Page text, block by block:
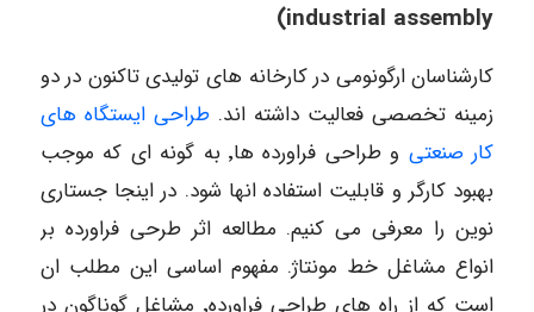
industrial assembly)
کارشناسان ارگونومی در کارخانه های تولیدی تاکنون در دو
زمینه تخصصی فعالیت داشته اند.طراحی ایستگاه های
کار صنعتی
و طراحی فراورده ها٬ به گونه ای که موجب
بهبود کارگر و قابلیت استفاده انها شود. در اینجا جستاری
نوین را معرفی می کنیم. مطالعه اثر طرحی فراورده بر
انواع مشاغل خط مونتاژ. مفهوم اساسی این مطلب ان
است که از راه های طراحی فراورده٬ مشاغل گوناگون در